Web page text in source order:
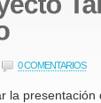
0 COMENTARIOS
la presentación